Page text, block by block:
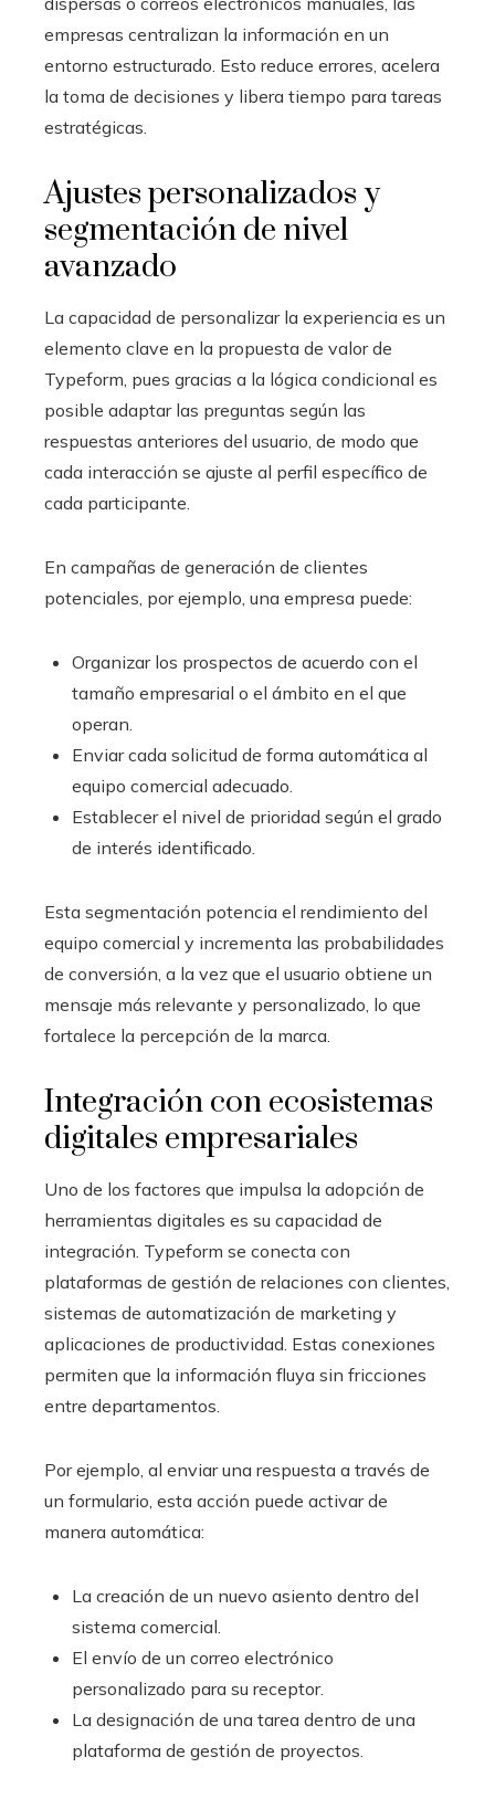
empresas centralizan la información en un
entorno estructurado. Esto reduce errores, acelera
la toma de decisiones y libera tiempo para tareas
estratégicas.
Ajustes personalizados y
segmentación de nivel
avanzado
La capacidad de personalizar la experiencia es un
elemento clave en la propuesta de valor de
Typeform, pues gracias a la lógica condicional es
posible adaptar las preguntas según las
respuestas anteriores del usuario, de modo que
cada interacción se ajuste al perfil específico de
cada participante.
En campañas de generación de clientes
potenciales, por ejemplo, una empresa puede:
Organizar los prospectos de acuerdo con el
tamaño empresarial o el ámbito en el que
operan.
Enviar cada solicitud de forma automática al
equipo comercial adecuado.
Establecer el nivel de prioridad según el grado
de interés identificado.
Esta segmentación potencia el rendimiento del
equipo comercial y incrementa las probabilidades
de conversión, a la vez que el usuario obtiene un
mensaje más relevante y personalizado, lo que
fortalece la percepción de la marca.
Integración con ecosistemas
digitales empresariales
Uno de los factores que impulsa la adopción de
herramientas digitales es su capacidad de
integración. Typeform se conecta con
plataformas de gestión de relaciones con clientes,
sistemas de automatización de marketing y
aplicaciones de productividad. Estas conexiones
permiten que la información fluya sin fricciones
entre departamentos.
Por ejemplo, al enviar una respuesta a través de
un formulario, esta acción puede activar de
manera automática:
La creación de un nuevo asiento dentro del
sistema comercial.
El envío de un correo electrónico
personalizado para su receptor.
La designación de una tarea dentro de una
plataforma de gestión de proyectos.